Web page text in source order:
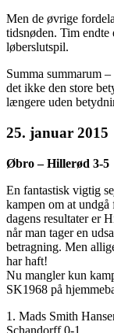
Men de øvrige
tidsnøden. Tim endte
løberslutspil.
Summa summarum
det ikke den store
længere uden
25. januar 2015
Øbro – Hillerød 3-5
En fantastisk vigtig
kampen om at
dagens resultater er
når man tager en
betragning. Men
har haft!
Nu mangler kun
SK1968 på
1. Mads Smith
Schandorff 0-1